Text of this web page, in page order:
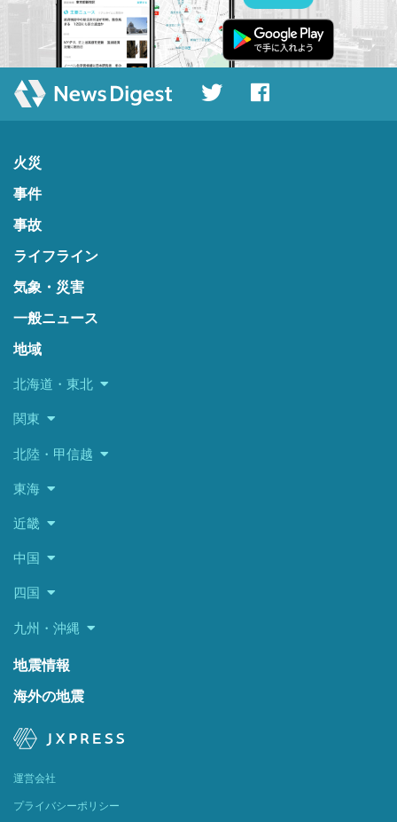
火災
事件
事故
ライフライン
気象・災害
一般ニュース
地域
北海道・東北
関東
北陸・甲信越
東海
近畿
中国
四国
九州・沖縄
地震情報
海外の地震
運営会社
プライバシーポリシー